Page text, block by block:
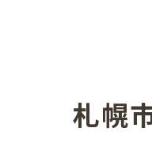
札幌